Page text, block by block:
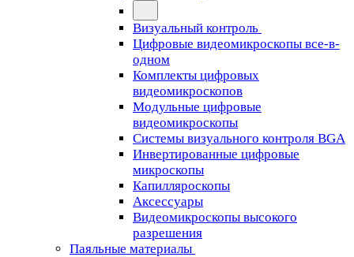
Визуальный контроль
Цифровые видеомикроскопы все-в-
одном
Комплекты цифровых
видеомикроскопов
Модульные цифровые
видеомикроскопы
Cистемы визуального контроля BGA
Инвертированные цифровые
микроскопы
Капилляроскопы
Аксессуары
Видеомикроскопы высокого
разрешения
Паяльные материалы